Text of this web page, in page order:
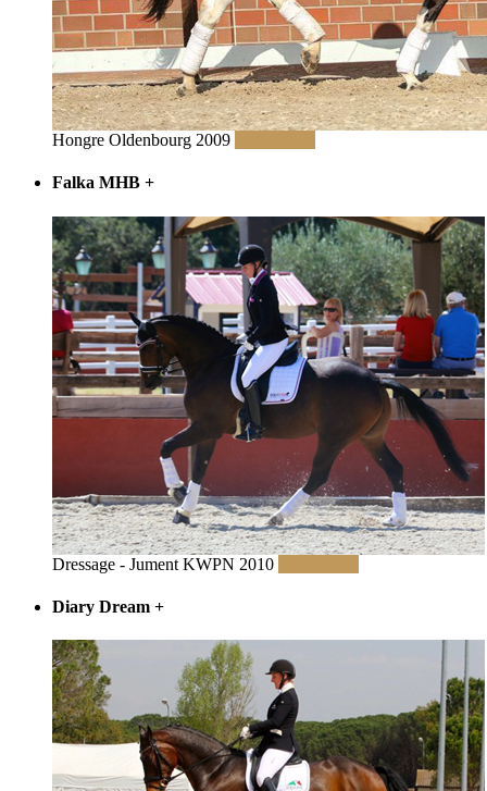
Hongre Oldenbourg 2009
Falka MHB +
Dressage - Jument KWPN 2010
Diary Dream +